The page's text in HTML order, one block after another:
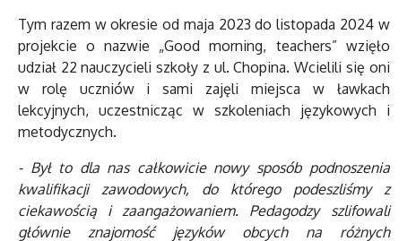
Tym razem w okresie od maja 2023 do listopada 2024 w
projekcie o nazwie „Good morning, teachers” wzięło
udział 22 nauczycieli szkoły z ul. Chopina. Wcielili się oni
w rolę uczniów i sami zajęli miejsca w ławkach
lekcyjnych, uczestnicząc w szkoleniach językowych i
metodycznych.
- Był to dla nas całkowicie nowy sposób podnoszenia
kwalifikacji zawodowych, do którego podeszliśmy z
ciekawością i zaangażowaniem. Pedagodzy szlifowali
głównie znajomość języków obcych na różnych